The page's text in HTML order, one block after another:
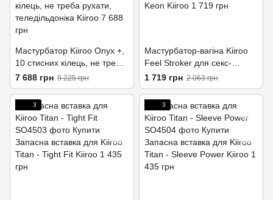
Мастурбатор Kiiroo Onyx +,
10 стисних кілець, не треба
рухати, теледільдоніка
7 688 грн 9 225 грн
Мастурбатор-вагіна Kiiroo
Feel Stroker для секс-
машини Kiiroo Keon
1 719 грн 2 063 грн
3 3